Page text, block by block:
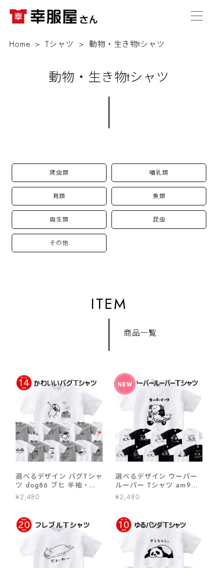
Home Tシャツ 動物・生き物tシャツ
動物・生き物tシャツ
爬虫類 哺乳類
鳥類 魚類
両生類 昆虫
その他
ITEM
商品一覧
選べるデザイン パグTシャ
ツ dog86 ブヒ 半袖・長
袖 ユニーク 手描きイラス
ト 犬好き 犬服 イラスト
¥2,480
選べるデザイン ウーパー
ルーパー Tシャツ am99
両生類 アニマル
¥2,480